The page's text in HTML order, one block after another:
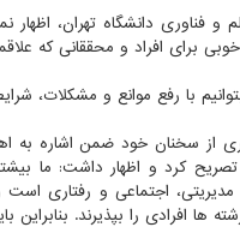
فناوری دانشگاه تهران، اظهار
برای افراد و محققانی که
با رفع موانع و مشکلات،
سخنان خود ضمن اشاره به
کرد و اظهار داشت: ما
اجتماعی و رفتاری
ها افرادی را بپذیرند. بنابراین